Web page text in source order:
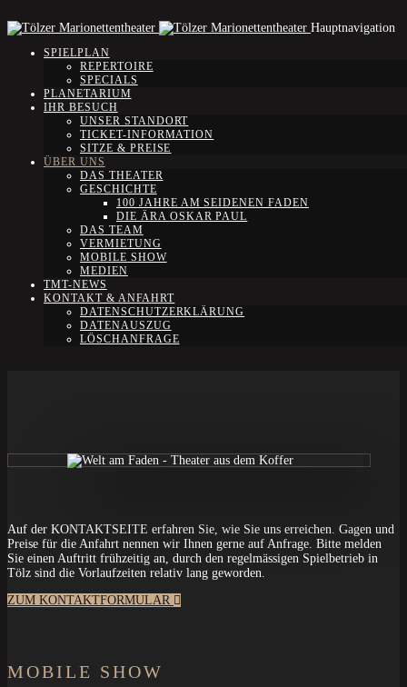
Hauptnavigation
SPIELPLAN
REPERTOIRE
SPECIALS
PLANETARIUM
IHR BESUCH
UNSER STANDORT
TICKET-INFORMATION
SITZE & PREISE
ÜBER UNS
DAS THEATER
GESCHICHTE
100 JAHRE AM SEIDENEN FADEN
DIE ÄRA OSKAR PAUL
DAS TEAM
VERMIETUNG
MOBILE SHOW
MEDIEN
TMT-NEWS
KONTAKT & ANFAHRT
DATENSCHUTZERKLÄRUNG
DATENAUSZUG
LÖSCHANFRAGE
Auf der KONTAKTSEITE erfahren Sie, wie Sie uns erreichen. Gagen und
Preise für die Anfahrt nennen wir Ihnen gerne auf Anfrage. Bitte melden
Sie einen Auftritt frühzeitig an, durch den regelmässigen Spielbetrieb in
Tölz sind die Vorlaufzeiten relativ lang geworden.
ZUM KONTAKTFORMULAR
MOBILE SHOW